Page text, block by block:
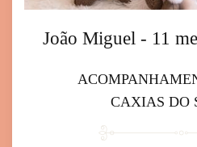
João Miguel - 11
CAXIAS DO